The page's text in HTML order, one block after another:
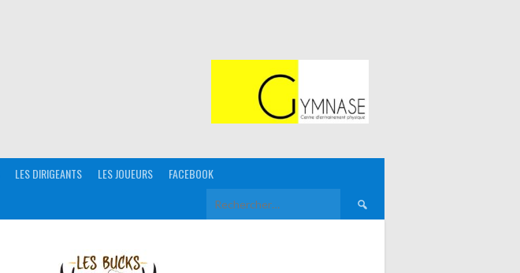
LES DIRIGEANTS LES JOUEURS FACEBOOK
Rechercher :